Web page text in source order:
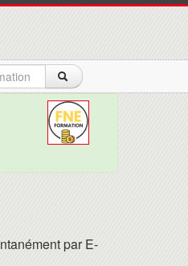
par E-